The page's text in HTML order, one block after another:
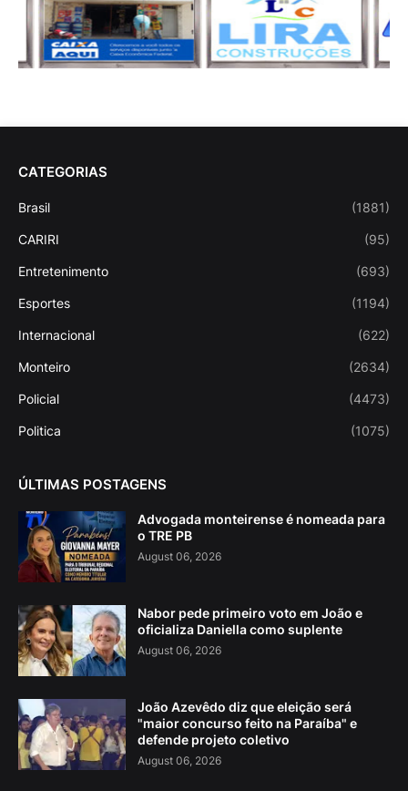
CATEGORIAS
Brasil (1881)
CARIRI (95)
Entretenimento (693)
Esportes (1194)
Internacional (622)
Monteiro (2634)
Policial (4473)
Politica (1075)
ÚLTIMAS POSTAGENS
Advogada monteirense é nomeada para
o TRE PB
August 06, 2026
Nabor pede primeiro voto em João e
oficializa Daniella como suplente
August 06, 2026
João Azevêdo diz que eleição será
"maior concurso feito na Paraíba" e
defende projeto coletivo
August 06, 2026